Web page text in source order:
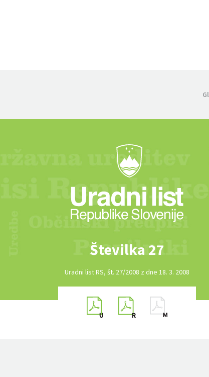
Številka 27
Uradni list RS, št. 27/2008 z dne 18. 3. 2008